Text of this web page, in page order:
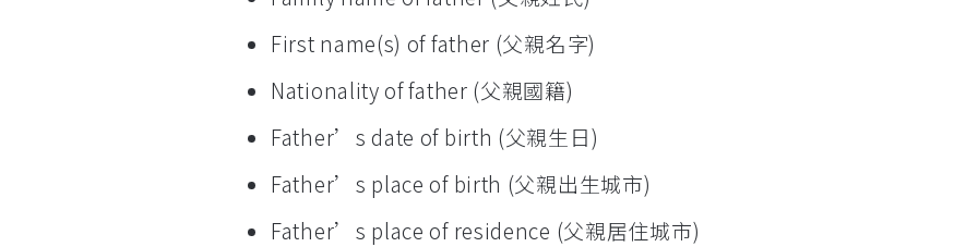
First name(s) of father (父親名字)
Nationality of father (父親國籍)
Father’s date of birth (父親生日)
Father’s place of birth (父親出生城市)
Father’s place of residence (父親居住城市)